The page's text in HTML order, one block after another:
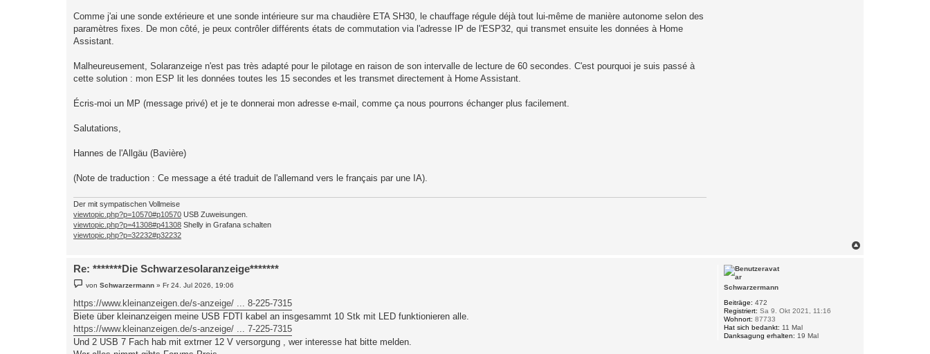
Comme j'ai une sonde extérieure et une sonde intérieure sur ma chaudière ETA SH30, le chauffage régule déjà tout lui-même de manière autonome selon des
paramètres fixes. De mon côté, je peux contrôler différents états de commutation via l'adresse IP de l'ESP32, qui transmet ensuite les données à Home
Assistant.
Malheureusement, Solaranzeige n'est pas très adapté pour le pilotage en raison de son intervalle de lecture de 60 secondes. C'est pourquoi je suis passé à
cette solution : mon ESP lit les données toutes les 15 secondes et les transmet directement à Home Assistant.
Écris-moi un MP (message privé) et je te donnerai mon adresse e-mail, comme ça nous pourrons échanger plus facilement.
Salutations,
Hannes de l'Allgäu (Bavière)
(Note de traduction : Ce message a été traduit de l'allemand vers le français par une IA).
Der mit sympatischen Vollmeise
viewtopic.php?p=10570#p10570 USB Zuweisungen.
viewtopic.php?p=41308#p41308 Shelly in Grafana schalten
viewtopic.php?p=32232#p32232
Schwarzermann
Beiträge: 472
Registriert: Sa 9. Okt 2021, 11:16
Wohnort: 87733
Hat sich bedankt: 11 Mal
Danksagung erhalten: 19 Mal
Re: *******Die Schwarzesolaranzeige*******
e
t
r
g
vonSchwarzermann »Fr 24. Jul 2026, 19:06
https://www.kleinanzeigen.de/s-anzeige/ ... 8-225-7315
Biete über kleinanzeigen meine USB FDTI kabel an insgesammt 10 Stk mit LED funktionieren alle.
https://www.kleinanzeigen.de/s-anzeige/ ... 7-225-7315
Und 2 USB 7 Fach hab mit extrner 12 V versorgung , wer interesse hat bitte melden.